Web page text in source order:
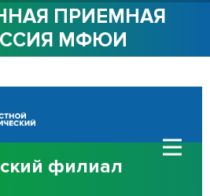
ПРИЕМНАЯ
МФЮИ
филиал